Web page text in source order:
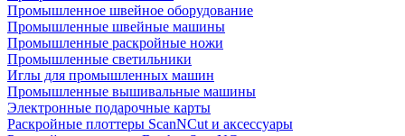
Промышленное швейное оборудование
Промышленные швейные машины
Промышленные раскройные ножи
Промышленные светильники
Иглы для промышленных машин
Промышленные вышивальные машины
Электронные подарочные карты
Раскройные плоттеры ScanNCut и аксессуары